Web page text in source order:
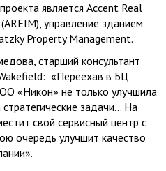
является Accent Real
управление зданием
Property Management.
старший консультант
«Переехав в БЦ
«Никон» не только улучшила
задачи… На
свой сервисный центр с
очередь улучшит качество